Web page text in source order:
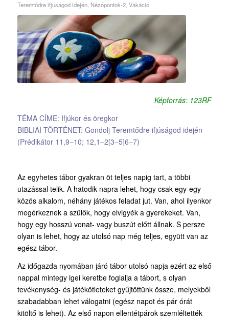
Teremtődre ifjúságod idején, Nézőpontok-2, Vakáció
Képforrás: 123RF
TÉMA CÍME: Ifjúkor és öregkor
BIBLIAI TÖRTÉNET: Gondolj Teremtődre ifjúságod idején
(Prédikátor 11,9–10; 12,1–2[3–5]6–7)
Az egyhetes tábor gyakran öt teljes napig tart, a többi
utazással telik. A hatodik napra lehet, hogy csak egy-egy
közös alkalom, néhány játékos feladat jut. Van, ahol ilyenkor
megérkeznek a szülők, hogy elvigyék a gyerekeket. Van,
hogy egy hosszú vonat- vagy buszút előtt állnak. S persze
olyan is lehet, hogy az utolsó nap még teljes, együtt van az
egész tábor.
Az időgazda nyomában járó tábor utolsó napja ezért az első
nappal mintegy igei keretbe foglalja a tábort, s olyan
tevékenység- és játékötleteket gyűjtöttünk össze, melyekből
szabadabban lehet válogatni (egész napot és pár órát
kitöltő is lehet). Az első napon ellentétpárok szemléltették